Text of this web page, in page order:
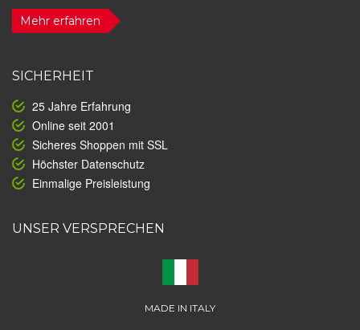
Mehr erfahren
SICHERHEIT
25 Jahre Erfahrung
Online seit 2001
Sicheres Shoppen mit SSL
Höchster Datenschutz
Einmalige Preisleistung
UNSER VERSPRECHEN
MADE IN ITALY